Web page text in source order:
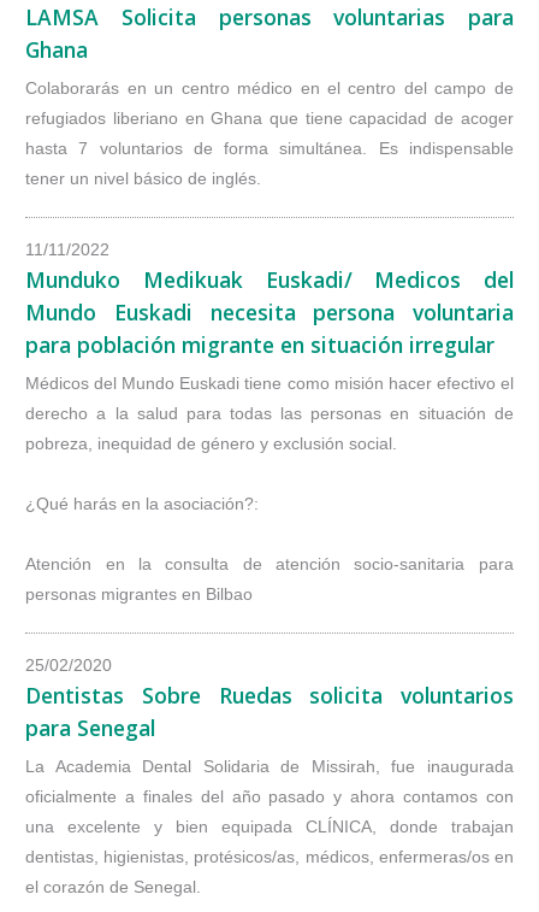
LAMSA Solicita personas voluntarias para
Ghana
Colaborarás en un centro médico en el centro del campo de
refugiados liberiano en Ghana que tiene capacidad de acoger
hasta 7 voluntarios de forma simultánea. Es indispensable
tener un nivel básico de inglés.
11/11/2022
Munduko Medikuak Euskadi/ Medicos del
Mundo Euskadi necesita persona voluntaria
para población migrante en situación irregular
Médicos del Mundo Euskadi tiene como misión hacer efectivo el
derecho a la salud para todas las personas en situación de
pobreza, inequidad de género y exclusión social.
¿Qué harás en la asociación?:
Atención en la consulta de atención socio-sanitaria para
personas migrantes en Bilbao
25/02/2020
Dentistas Sobre Ruedas solicita voluntarios
para Senegal
La Academia Dental Solidaria de Missirah, fue inaugurada
oficialmente a finales del año pasado y ahora contamos con
una excelente y bien equipada CLÍNICA, donde trabajan
dentistas, higienistas, protésicos/as, médicos, enfermeras/os en
el corazón de Senegal.